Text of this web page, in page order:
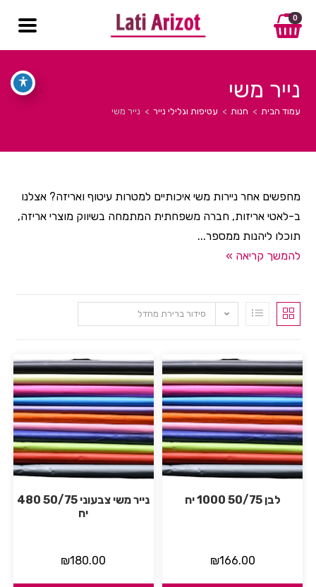
0
נייר משי
עמוד הבית > חנות > עטיפות וגלילי נייר > נייר משי
מחפשים אחר ניירות משי איכותיים למטרות עיטוף ואריזה? אצלנו
ב-לאטי אריזות, חברה משפחתית המתמחה בשיווק מוצרי אריזה,
תוכלו ליהנות ממספר...
להמשך קריאה »
סידור ברירת מחדל
לבן 50/75 1000 יח
₪166.00
נייר משי צבעוני 50/75 480
יח
₪180.00